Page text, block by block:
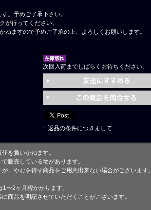
。予めご了承下さい。
が行ってください。
ますので予めご了承の上、よろしくお願いします。
次回入荷までしばらくお待ちください。
返品の条件につきまして
を負いかねます。
販売している物があります。
、やむを得ず商品をご用意出来ない場合がございます。
〜2ヶ月程かかります。
商品を明記させていただくことがございます。